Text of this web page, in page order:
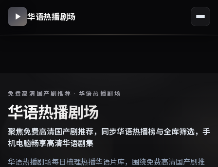
华语热播剧场
免费高清国产剧推荐 · 华语热播剧场
华语热播剧场
聚焦免费高清国产剧推荐，同步华语热播榜与全库筛选，手
机电脑畅享高清华语剧集
华语热播剧场每日梳理热播华语片库，围绕免费高清国产剧推